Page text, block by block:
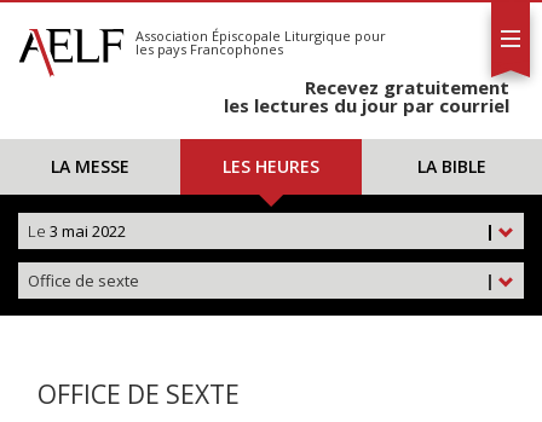
S'abonner
Calendrier
Association Épiscopale Liturgique pour
les pays Francophones
Recevez gratuitement
les lectures du jour par courriel
LA MESSE LES HEURES LA BIBLE
|
Le 3 mai 2022
|
Office de sexte
OFFICE DE SEXTE